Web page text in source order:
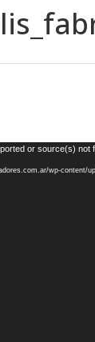
or source(s) not
wp-content/